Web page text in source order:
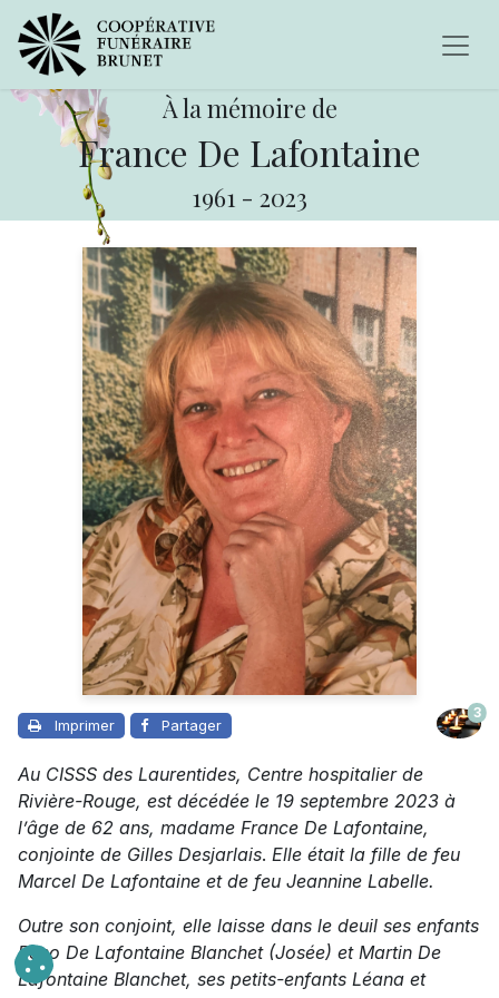
À la mémoire de
France De Lafontaine
1961 - 2023
Imprimer Partager
3
Au CISSS des Laurentides, Centre hospitalier de
Rivière-Rouge, est décédée le 19 septembre 2023 à
l’âge de 62 ans, madame France De Lafontaine,
conjointe de Gilles Desjarlais. Elle était la fille de feu
Marcel De Lafontaine et de feu Jeannine Labelle.
Outre son conjoint, elle laisse dans le deuil ses enfants
Reno De Lafontaine Blanchet (Josée) et Martin De
Lafontaine Blanchet, ses petits-enfants Léana et